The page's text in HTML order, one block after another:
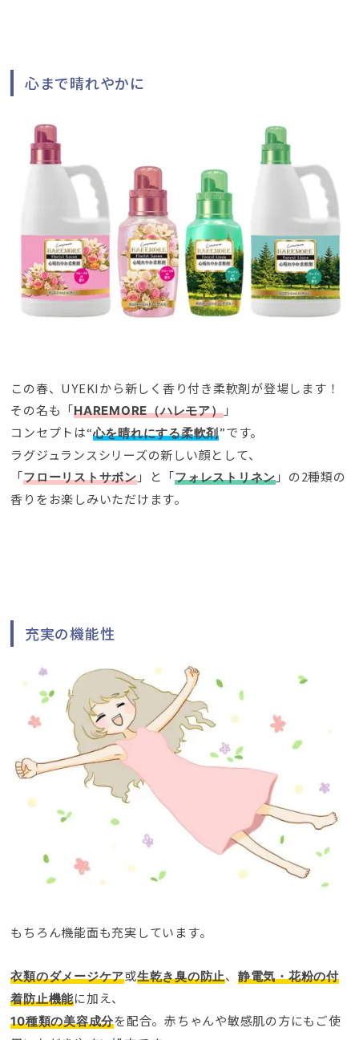
心まで晴れやかに
この春、 UYEKIから新しく香り付き柔軟剤が登場します！
その名も「HAREMORE（ハレモア）」
コンセプトは“心を晴れにする柔軟剤”です。
ラグジュランスシリーズの新しい顔として、
「フローリストサボン」と「フォレストリネン 」の2種類の
香りをお楽しみいただけます。
充実の機能性
もちろん機能面も充実しています。
衣類のダメージケア或生乾き臭の防止、 静電気・花粉の付
着防止機能に加え、
10種類の美容成分を配合。赤ちゃんや敏感肌の方にもご使